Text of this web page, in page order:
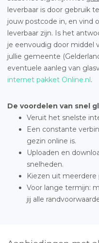
leverbaar is door gebruik
jouw postcode in, en vind
leverbaar zijn. Is het
je eenvoudig door middel
jullie gemeente
eventuele aanleg van
internet pakket Online.nl.
De voordelen van snel
Veruit het snelste
Een constante
gezin online is.
Uploaden en
snelheden.
Kiezen uit meerdere
Voor lange termijn:
jij alle